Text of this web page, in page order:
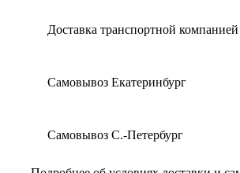
Доставка транспортной компанией
Самовывоз Екатеринбург
Самовывоз С.-Петербург